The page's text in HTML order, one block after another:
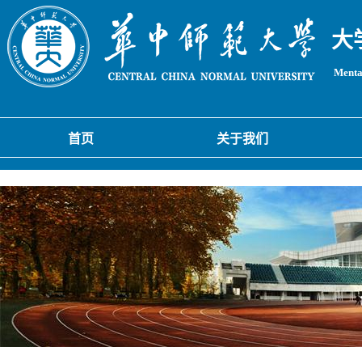
大
首页 关于我们